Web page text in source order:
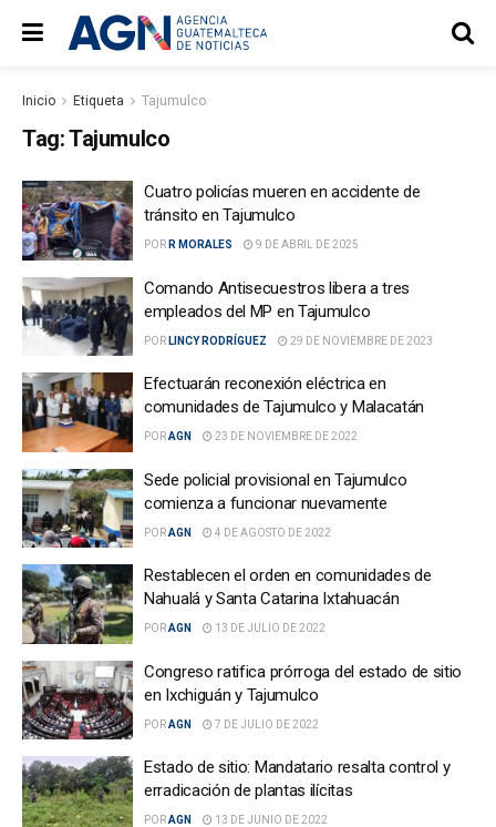
Inicio Etiqueta Tajumulco
Tag:Tajumulco
Cuatro policías mueren en accidente de
tránsito en Tajumulco
POR R MORALES 9 DE ABRIL DE 2025
Comando Antisecuestros libera a tres
empleados del MP en Tajumulco
POR LINCY RODRÍGUEZ 29 DE NOVIEMBRE DE 2023
Efectuarán reconexión eléctrica en
comunidades de Tajumulco y Malacatán
PORAGN 23 DE NOVIEMBRE DE 2022
Sede policial provisional en Tajumulco
comienza a funcionar nuevamente
PORAGN 4 DE AGOSTO DE 2022
Restablecen el orden en comunidades de
Nahualá y Santa Catarina Ixtahuacán
PORAGN 13 DE JULIO DE 2022
Congreso ratifica prórroga del estado de sitio
en Ixchiguán y Tajumulco
PORAGN 7 DE JULIO DE 2022
Estado de sitio: Mandatario resalta control y
erradicación de plantas ilícitas
PORAGN 13 DE JUNIO DE 2022